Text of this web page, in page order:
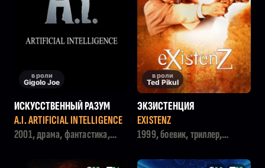
в роли
Gigolo Joe
ИСКУССТВЕННЫЙ РАЗУМ
A.I. ARTIFICIAL INTELLIGENCE
2001, драма, фантастика,
в роли
Ted Pikul
ЭКЗИСТЕНЦИЯ
EXISTENZ
1999, боевик, триллер,